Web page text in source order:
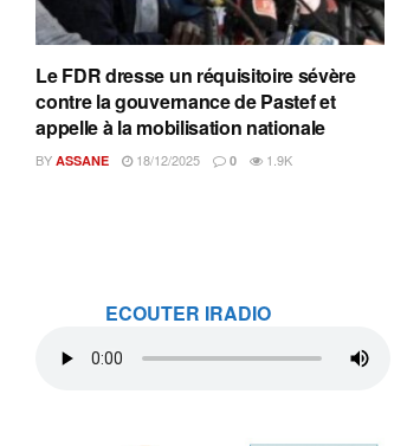
Le FDR dresse un réquisitoire sévère
contre la gouvernance de Pastef et
appelle à la mobilisation nationale
BY ASSANE 18/12/2025 0 1.9K
ECOUTER IRADIO